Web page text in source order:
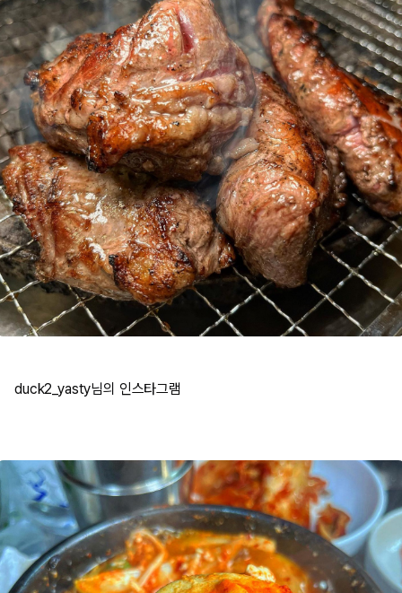
duck2_yasty님의 인스타그램